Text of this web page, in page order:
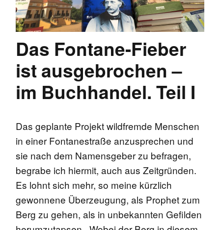
Das Fontane-Fieber
ist ausgebrochen –
im Buchhandel. Teil I
Das geplante Projekt wildfremde Menschen
in einer Fontanestraße anzusprechen und
sie nach dem Namensgeber zu befragen,
begrabe ich hiermit, auch aus Zeitgründen.
Es lohnt sich mehr, so meine kürzlich
gewonnene Überzeugung, als Prophet zum
Berg zu gehen, als in unbekannten Gefilden